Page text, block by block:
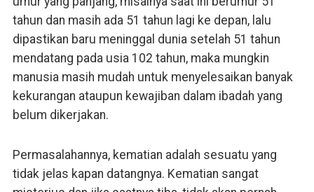
tahun dan masih ada 51 tahun lagi ke depan, lalu
dipastikan baru meninggal dunia setelah 51 tahun
mendatang pada usia 102 tahun, maka mungkin
manusia masih mudah untuk menyelesaikan banyak
kekurangan ataupun kewajiban dalam ibadah yang
belum dikerjakan.
Permasalahannya, kematian adalah sesuatu yang
tidak jelas kapan datangnya. Kematian sangat